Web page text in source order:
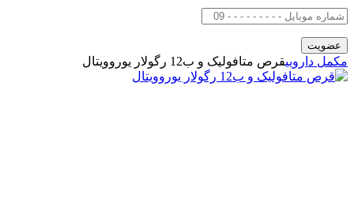
مکمل داروییقرص متافولیک و ب12 رگولار یوروویتال